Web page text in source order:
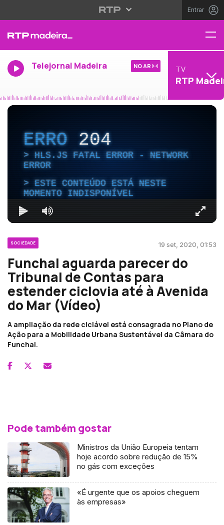
Entrar
Telejornal Madeira NO AR TV
RTP
ERRO204
HLS.JS FATAL ERROR - NETWORK
ERROR
ESTE CONTEÚDO ESTÁ NESTE
MOMENTO INDISPONÍVEL
SOCIEDADE 19 set, 2020, 01:53
Funchal aguarda parecer do
Tribunal de Contas para
estender ciclovia até à Avenida
do Mar (Vídeo)
A ampliação da rede ciclável está consagrada no Plano de
Ação para a Mobilidade Urbana Sustentável da Câmara do
Funchal.
Pode também gostar
Ministros da União Europeia tentam
hoje acordo sobre redução de 15%
no gás com exceções
«É urgente que os apoios cheguem
às empresas»